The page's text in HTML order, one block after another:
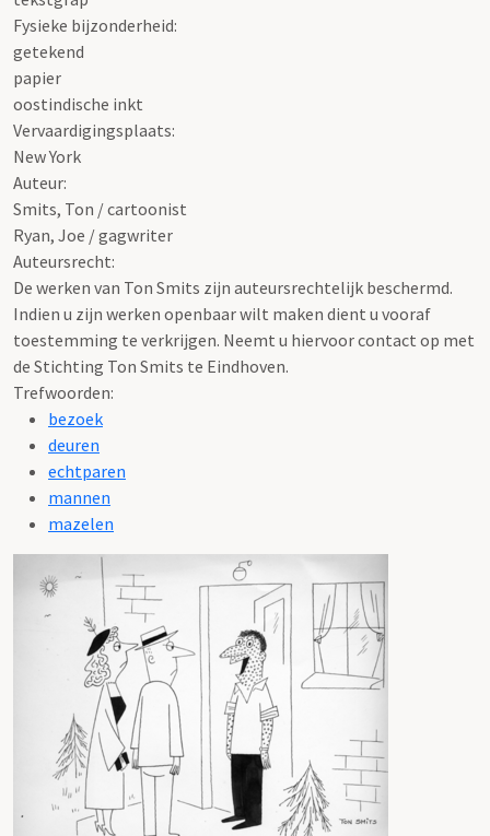
Fysieke bijzonderheid:
getekend
papier
oostindische inkt
Vervaardigingsplaats:
New York
Auteur:
Smits, Ton / cartoonist
Ryan, Joe / gagwriter
Auteursrecht:
De werken van Ton Smits zijn auteursrechtelijk beschermd.
Indien u zijn werken openbaar wilt maken dient u vooraf
toestemming te verkrijgen. Neemt u hiervoor contact op met
de Stichting Ton Smits te Eindhoven.
Trefwoorden:
bezoek
deuren
echtparen
mannen
mazelen